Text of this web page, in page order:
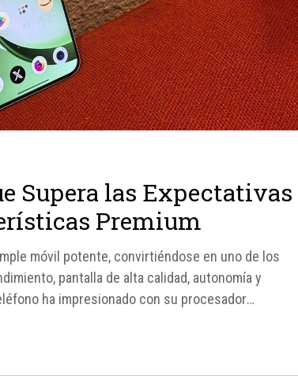
Supera las Expectativas
Premium
móvil potente, convirtiéndose en uno de los
pantalla de alta calidad, autonomía y
ha impresionado con su procesador